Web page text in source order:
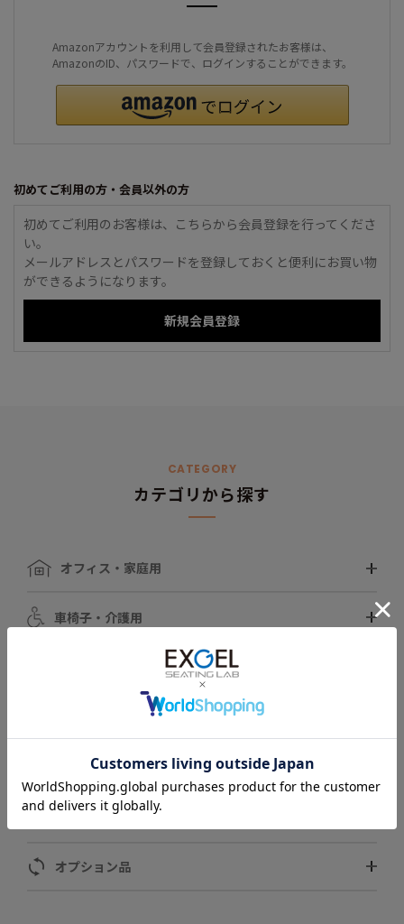
Amazonアカウントを利用して会員登録されたお客様は、
AmazonのID、パスワードで、ログインすることができます。
初めてご利用の方・会員以外の方
初めてご利用のお客様は、こちらから会員登録を行ってくださ
い。
メールアドレスとパスワードを登録しておくと便利にお買い物
ができるようになります。
CATEGORY
カテゴリから探す
オフィス・家庭用
車椅子・介護用
ペット用
モータースポーツ用
オプション品